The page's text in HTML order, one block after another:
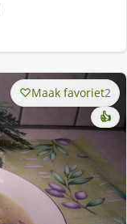
Maak favoriet2
👍